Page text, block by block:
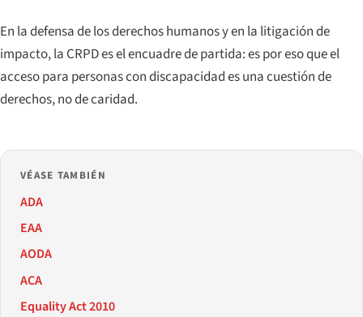
En la defensa de los derechos humanos y en la litigación de
impacto, la CRPD es el encuadre de partida: es por eso que el
acceso para personas con discapacidad es una cuestión de
derechos, no de caridad.
VÉASE TAMBIÉN
ADA
EAA
AODA
ACA
Equality Act 2010